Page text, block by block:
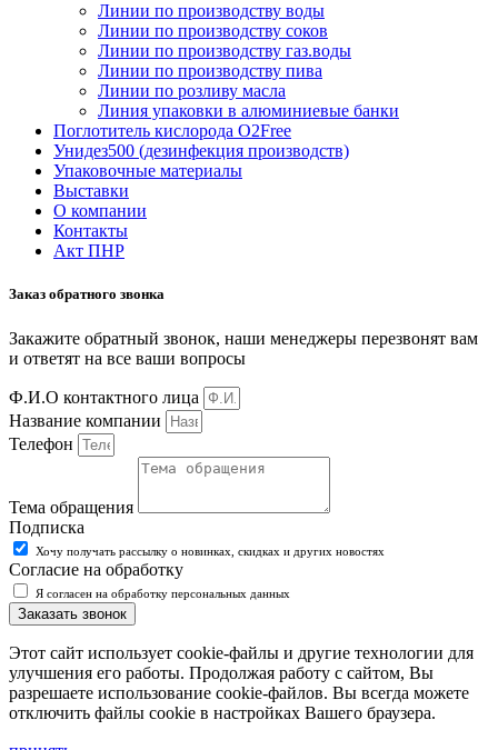
Линии по производству воды
Линии по производству соков
Линии по производству газ.воды
Линии по производству пива
Линии по розливу масла
Линия упаковки в алюминиевые банки
Поглотитель кислорода O2Free
Унидез500 (дезинфекция производств)
Упаковочные материалы
Выставки
О компании
Контакты
Акт ПНР
Заказ обратного звонка
Закажите обратный звонок, наши менеджеры перезвонят вам
и ответят на все ваши вопросы
Ф.И.О контактного лица
Название компании
Телефон
Тема обращения
Подписка
Хочу получать рассылку о новинках, скидках и других новостях
Согласие на обработку
Я согласен на обработку персональных данных
Заказать звонок
Этот сайт использует cookie-файлы и другие технологии для
улучшения его работы. Продолжая работу с сайтом, Вы
разрешаете использование cookie-файлов. Вы всегда можете
отключить файлы cookie в настройках Вашего браузера.